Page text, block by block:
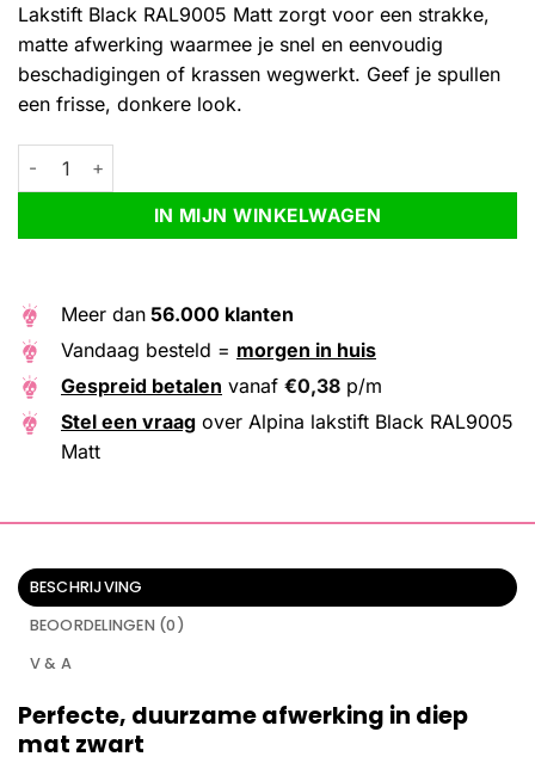
Lakstift Black RAL9005 Matt zorgt voor een strakke,
matte afwerking waarmee je snel en eenvoudig
beschadigingen of krassen wegwerkt. Geef je spullen
een frisse, donkere look.
Alpina lakstift Black RAL9005 Matt aantal
IN MIJN WINKELWAGEN
Alternative:
Meer dan 56.000 klanten
Vandaag besteld = morgen in huis
Gespreid betalen vanaf €0,38 p/m
Stel een vraag over Alpina lakstift Black RAL9005
Matt
BESCHRIJVING
BEOORDELINGEN (0)
V & A
Perfecte, duurzame afwerking in diep
mat zwart